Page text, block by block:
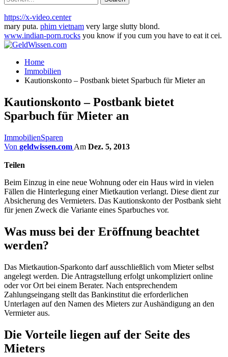
https://x-video.center
mary puta. phim vietnam very large slutty blond.
www.indian-porn.rocks you know if you cum you have to eat it cei.
Home
Immobilien
Kautionskonto – Postbank bietet Sparbuch für Mieter an
Kautionskonto – Postbank bietet
Sparbuch für Mieter an
ImmobilienSparen
Von geldwissen.com Am Dez. 5, 2013
Teilen
Beim Einzug in eine neue Wohnung oder ein Haus wird in vielen
Fällen die Hinterlegung einer Mietkaution verlangt. Diese dient zur
Absicherung des Vermieters. Das Kautionskonto der Postbank sieht
für jenen Zweck die Variante eines Sparbuches vor.
Was muss bei der Eröffnung beachtet
werden?
Das Mietkaution-Sparkonto darf ausschließlich vom Mieter selbst
angelegt werden. Die Antragstellung erfolgt unkompliziert online
oder vor Ort bei einem Berater. Nach entsprechendem
Zahlungseingang stellt das Bankinstitut die erforderlichen
Unterlagen auf den Namen des Mieters zur Aushändigung an den
Vermieter aus.
Die Vorteile liegen auf der Seite des
Mieters